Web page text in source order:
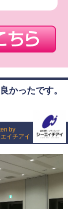
かったです。
by
イチアイ